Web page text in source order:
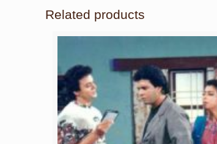
Related products